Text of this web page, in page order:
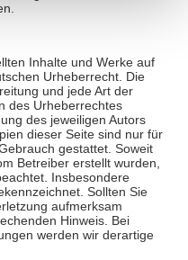
Inhalte und Werke auf
Urheberrecht. Die
und jede Art der
des Urheberrechtes
des jeweiligen Autors
dieser Seite sind nur für
gestattet. Soweit
Betreiber erstellt wurden,
Insbesondere
Sollten Sie
aufmerksam
Hinweis. Bei
werden wir derartige